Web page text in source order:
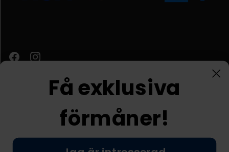
Få exklusiva
förmåner!